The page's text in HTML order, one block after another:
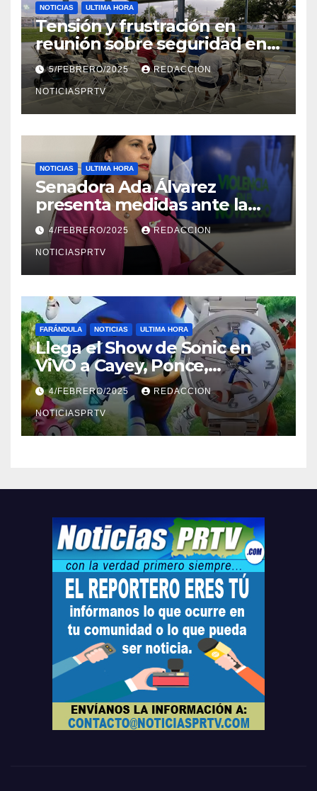
NOTICIAS ULTIMA HORA
Tensión y frustración en
reunión sobre seguridad en
Reparto Metropolitano
5/FEBRERO/2025 REDACCION
NOTICIASPRTV
NOTICIAS ULTIMA HORA
Senadora Ada Álvarez
presenta medidas ante la
violencia en el noviazgo
4/FEBRERO/2025 REDACCION
NOTICIASPRTV
FARÁNDULA NOTICIAS ULTIMA HORA
Llega el Show de Sonic en
ViVO a Cayey, Ponce,
Barceloneta y Humacao,
Relojes gratis para el que
compre ahora….
4/FEBRERO/2025 REDACCION
NOTICIASPRTV